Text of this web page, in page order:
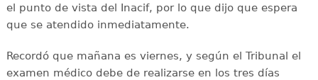
el punto de vista del Inacif, por lo que dijo que espera
que se atendido inmediatamente.
Recordó que mañana es viernes, y según el Tribunal el
examen médico debe de realizarse en los tres días